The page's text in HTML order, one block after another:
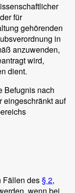
für
gehörenden
in
anzuwenden,
wird,
dient.
Befugnis nach
eingeschränkt auf
Fällen des§ 2,